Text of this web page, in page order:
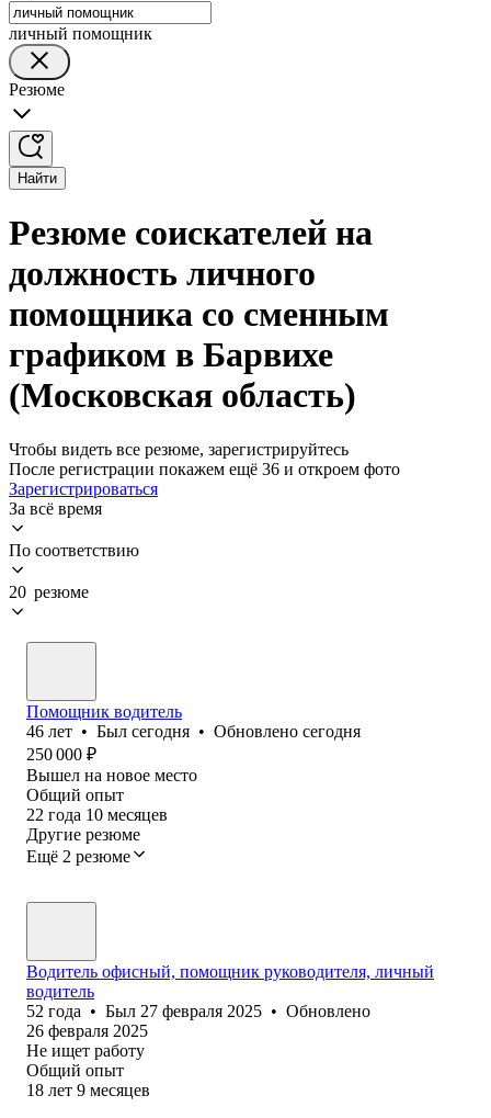
личный помощник
Резюме
Найти
Резюме соискателей на
должность личного
помощника со сменным
графиком в Барвихе
(Московская область)
Чтобы видеть все резюме, зарегистрируйтесь
После регистрации покажем ещё 36 и откроем фото
Зарегистрироваться
За всё время
По соответствию
20 резюме
Помощник водитель
46 лет • Был сегодня • Обновлено сегодня
250 000 ₽
Вышел на новое место
Общий опыт
22 года 10 месяцев
Другие резюме
Ещё 2 резюме
Водитель офисный, помощник руководителя, личный
водитель
52 года • Был 27 февраля 2025 • Обновлено
26 февраля 2025
Не ищет работу
Общий опыт
18 лет 9 месяцев